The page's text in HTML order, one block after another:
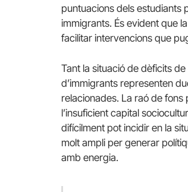
puntuacions dels estudiants
immigrants. És evident que
facilitar intervencions que
Tant la situació de dèficits
d’immigrants representen
relacionades. La raó de
l’insuficient capital
difícilment pot incidir en la
molt ampli per generar
amb energia.